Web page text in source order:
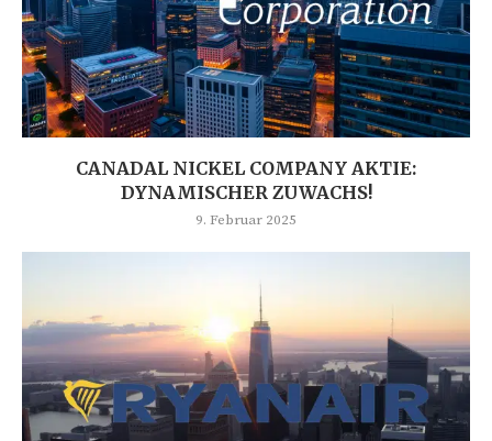
CANADAL NICKEL COMPANY AKTIE:
DYNAMISCHER ZUWACHS!
9. Februar 2025